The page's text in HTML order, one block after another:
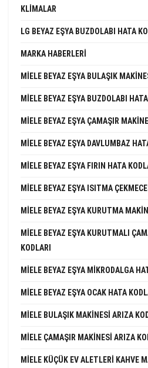
KLIMALAR
LG BEYAZ EŞYA BUZDOLABI HATA
MARKA HABERLERI
MIELE BEYAZ EŞYA BULAŞIK
MIELE BEYAZ EŞYA BUZDOLABI
MIELE BEYAZ EŞYA ÇAMAŞIR
MIELE BEYAZ EŞYA DAVLUMBAZ
MIELE BEYAZ EŞYA FIRIN HATA
MIELE BEYAZ EŞYA ISITMA
MIELE BEYAZ EŞYA KURUTMA
MIELE BEYAZ EŞYA KURUTMALI
KODLARI
MIELE BEYAZ EŞYA MIKRODALGA
MIELE BEYAZ EŞYA OCAK HATA
MIELE BULAŞIK MAKINESI ARIZA
MIELE ÇAMAŞIR MAKINESI ARIZA
MIELE KÜÇÜK EV ALETLERI KAHVE